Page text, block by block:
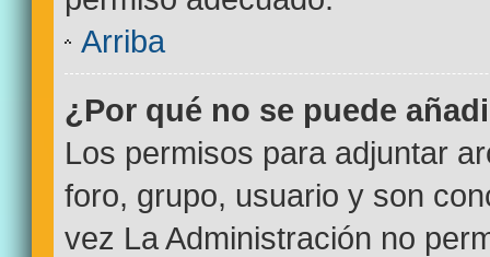
Arriba
¿Por qué no se puede
Los permisos para adjuntar
foro, grupo, usuario y son
vez La Administración no